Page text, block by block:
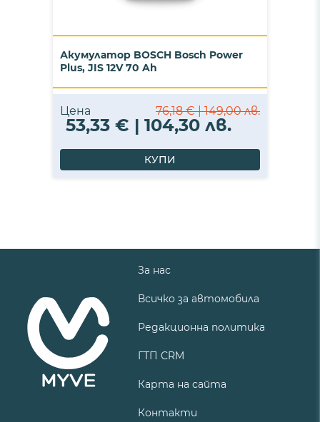
Акумулатор BOSCH Bosch Power
Plus, JIS 12V 70 Ah
Цена 76,18 € | 149,00 лв.
53,33 € | 104,30 лв.
КУПИ
За нас
Всичко за автомобила
Редакционна политика
ГТП CRM
Карта на сайта
Контакти